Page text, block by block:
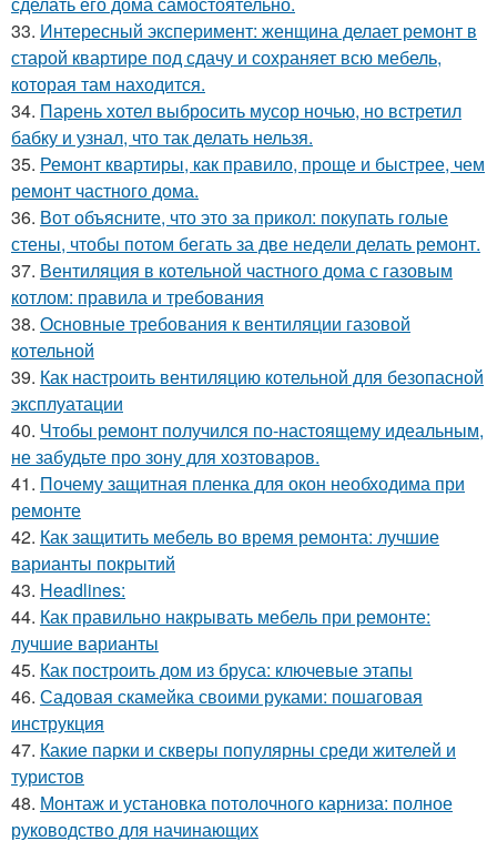
33. Интересный эксперимент: женщина делает ремонт в
старой квартире под сдачу и сохраняет всю мебель,
которая там находится.
34. Парень хотел выбросить мусор ночью, но встретил
бабку и узнал, что так делать нельзя.
35. Ремонт квартиры, как правило, проще и быстрее, чем
ремонт частного дома.
36. Вот объясните, что это за прикол: покупать голые
стены, чтобы потом бегать за две недели делать ремонт.
37. Вентиляция в котельной частного дома с газовым
котлом: правила и требования
38. Основные требования к вентиляции газовой
котельной
39. Как настроить вентиляцию котельной для безопасной
эксплуатации
40. Чтобы ремонт получился по-настоящему идеальным,
не забудьте про зону для хозтоваров.
41. Почему защитная пленка для окон необходима при
ремонте
42. Как защитить мебель во время ремонта: лучшие
варианты покрытий
43. Headlines:
44. Как правильно накрывать мебель при ремонте:
лучшие варианты
45. Как построить дом из бруса: ключевые этапы
46. Садовая скамейка своими руками: пошаговая
инструкция
47. Какие парки и скверы популярны среди жителей и
туристов
48. Монтаж и установка потолочного карниза: полное
руководство для начинающих